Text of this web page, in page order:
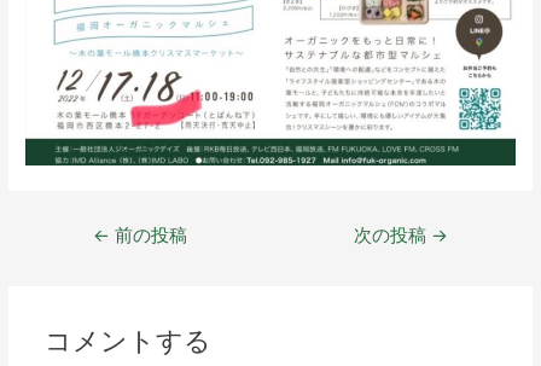
← 前の投稿 次の投稿 →
コメントする